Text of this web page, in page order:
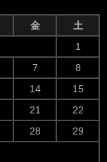
金
土
1
7
8
14
15
21
22
28
29